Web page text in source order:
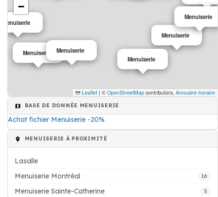
Menuiserie
Menuiserie
Menuiserie
Menuiserie
Menuiserie Menuiserie
−
Leaflet | © OpenStreetMap contributors, Annuaire-horaire
BASE DE DONNÉE MENUISERIE
Achat fichier Menuiserie -20%
MENUISERIE À PROXIMITÉ
Lasalle
Menuiserie Montréal
16
Menuiserie Sainte-Catherine 5